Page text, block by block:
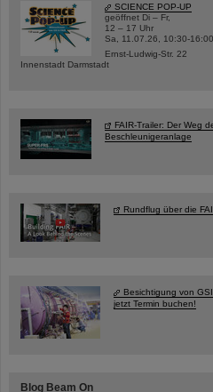
SCIENCE POP-UP
geöffnet Di – Fr,
12 – 17 Uhr
Sa, 11.07.26, 10:30-
Ernst-Ludwig-Str. 22
Innenstadt Darmstadt
FAIR-Trailer: Der Weg
Beschleunigeranlage
Rundflug über die
Besichtigung von
jetzt Termin buchen!
Blog Beam On